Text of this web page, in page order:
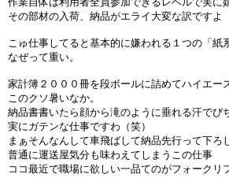
その部材の入荷、納品がエライ大変な訳ですよ
こゅ仕事してると基本的に嫌われる１つの「紙
なぜって重い。
家計簿２０００冊を段ボールに詰めてハイエー
このクソ暑いなか。
納品書書いたら顔から滝のように垂れる汗で
実にガテンな仕事ですわ（笑）
まぁそんなんして車飛ばして納品先行って下ろ
普通に運送屋気分も味わえてしまうこの仕事
ココ最近で職場に欲しい一品てのがフォークリ